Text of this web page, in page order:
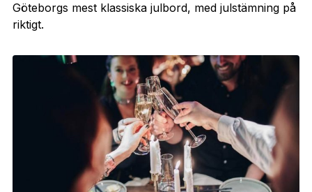
Göteborgs mest klassiska julbord, med julstämning på
riktigt.